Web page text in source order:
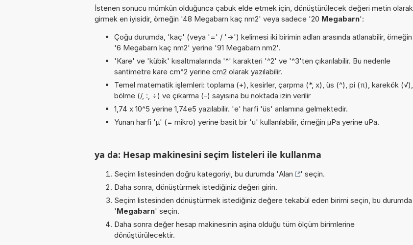
İstenen sonucu mümkün olduğunca çabuk elde etmek için, dönüştürülecek değeri metin olarak
girmek en iyisidir, örneğin '48 Megabarn kaç nm2' veya sadece '20 Megabarn':
Çoğu durumda, 'kaç' (veya '=' / '->') kelimesi iki birimin adları arasında atlanabilir, örneğin
'6 Megabarn kaç nm2' yerine '91 Megabarn nm2'.
'Kare' ve 'kübik' kısaltmalarında '^' karakteri '^2' ve '^3'ten çıkarılabilir. Bu nedenle
santimetre kare cm^2 yerine cm2 olarak yazılabilir.
Temel matematik işlemleri: toplama (+), kesirler, çarpma (*, x), üs (^), pi (π), karekök (√),
bölme (/, :, ÷) ve çıkarma (-) sayısına bu noktada izin verilir
1,74 x 10^5 yerine 1,74e5 yazılabilir. 'e' harfi 'üs' anlamına gelmektedir.
Yunan harfi 'µ' (= mikro) yerine basit bir 'u' kullanılabilir, örneğin µPa yerine uPa.
ya da: Hesap makinesini seçim listeleri ile kullanma
Seçim listesinden doğru kategoriyi, bu durumda 'Alan
' seçin.
Daha sonra, dönüştürmek istediğiniz değeri girin.
Seçim listesinden dönüştürmek istediğiniz değere tekabül eden birimi seçin, bu durumda
'Megabarn' seçin.
Daha sonra değer hesap makinesinin aşina olduğu tüm ölçüm birimlerine
dönüştürülecektir.